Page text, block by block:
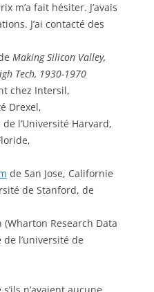
m’a fait hésiter. J’avais
J’ai contacté des
Making Silicon Valley,
Tech, 1930-1970
chez Intersil,
Drexel,
l’Université Harvard,
de San Jose, Californie
de Stanford, de
(Wharton Research Data
de l’université de